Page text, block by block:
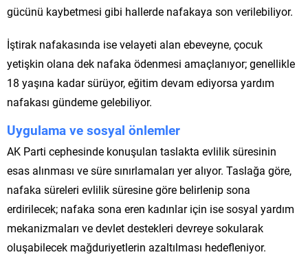
gücünü kaybetmesi gibi hallerde nafakaya son verilebiliyor.
İştirak nafakasında ise velayeti alan ebeveyne, çocuk
yetişkin olana dek nafaka ödenmesi amaçlanıyor; genellikle
18 yaşına kadar sürüyor, eğitim devam ediyorsa yardım
nafakası gündeme gelebiliyor.
Uygulama ve sosyal önlemler
AK Parti cephesinde konuşulan taslakta evlilik süresinin
esas alınması ve süre sınırlamaları yer alıyor. Taslağa göre,
nafaka süreleri evlilik süresine göre belirlenip sona
erdirilecek; nafaka sona eren kadınlar için ise sosyal yardım
mekanizmaları ve devlet destekleri devreye sokularak
oluşabilecek mağduriyetlerin azaltılması hedefleniyor.